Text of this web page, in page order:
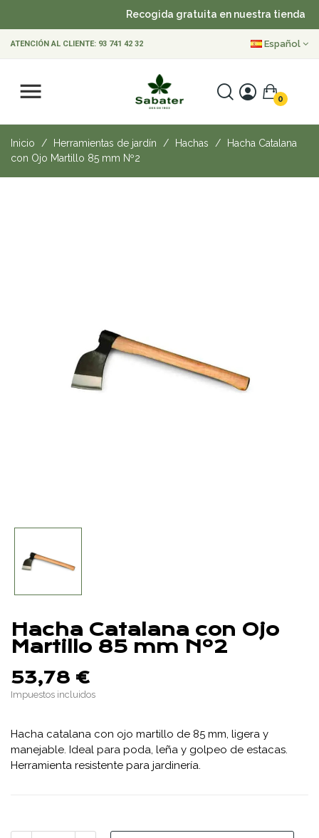
Recogida gratuita en nuestra tienda
ATENCIÓN AL CLIENTE: 93 741 42 32 Español
0
Inicio Herramientas de jardín Hachas
Hacha Catalana
con Ojo Martillo 85 mm Nº2
Hacha Catalana con Ojo
Martillo 85 mm Nº2
53,78 €
Impuestos incluidos
Hacha catalana con ojo martillo de 85 mm, ligera y
manejable. Ideal para poda, leña y golpeo de estacas.
Herramienta resistente para jardinería.